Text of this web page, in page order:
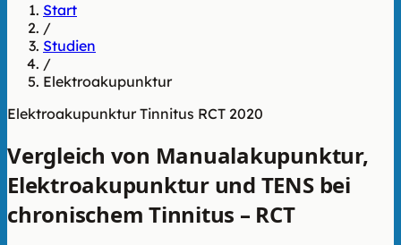
Start
/
Studien
/
Elektroakupunktur
ElektroakupunkturTinnitus RCT 2020
Vergleich von Manualakupunktur,
Elektroakupunktur und TENS bei
chronischem Tinnitus – RCT